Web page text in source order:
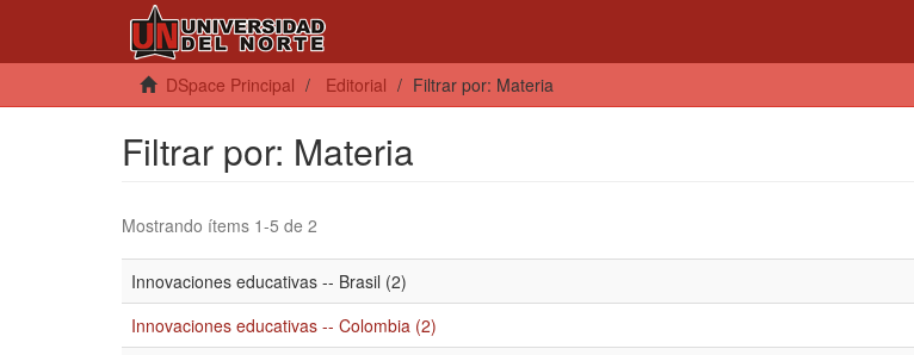
DSpace Principal Editorial Filtrar por: Materia
Filtrar por: Materia
Mostrando ítems 1-5 de 2
Innovaciones educativas -- Brasil (2)
Innovaciones educativas -- Colombia (2)